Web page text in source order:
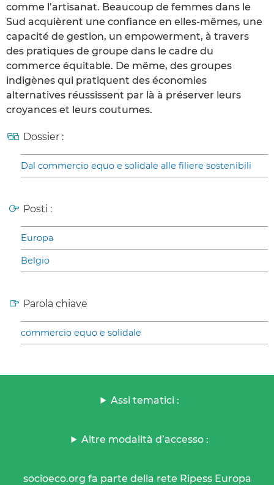
comme l’artisanat. Beaucoup de femmes dans le
Sud acquièrent une confiance en elles-mêmes, une
capacité de gestion, un empowerment, à travers
des pratiques de groupe dans le cadre du
commerce équitable. De même, des groupes
indigènes qui pratiquent des économies
alternatives réussissent par là à préserver leurs
croyances et leurs coutumes.
Dossier :
Dal commercio equo e solidale alle filiere sostenibili
Posti :
Europa
Belgio
Parola chiave
commercio equo e solidale
Assi tematici :
Altre modalità d’accesso :
socioeco.org fa parte della rete Ripess Europa